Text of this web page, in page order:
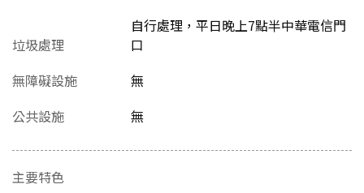
垃圾處理
自行處理，平日晚上7點半中華電信門
口
無障礙設施
無
公共設施
無
主要特色